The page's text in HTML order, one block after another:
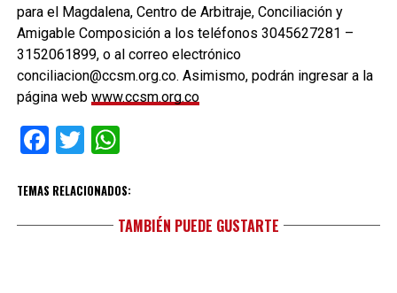
para el Magdalena, Centro de Arbitraje, Conciliación y
Amigable Composición a los teléfonos 3045627281 –
3152061899, o al correo electrónico
conciliacion@ccsm.org.co. Asimismo, podrán ingresar a la
página web www.ccsm.org.co
Facebook
TwitterWhatsApp
TEMAS RELACIONADOS:
TAMBIÉN PUEDE GUSTARTE